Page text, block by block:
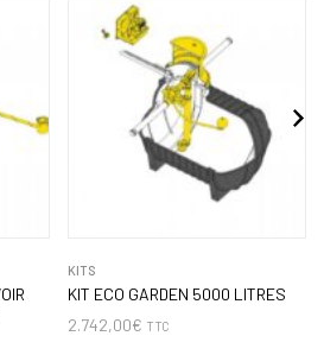
KITS
KIT ECO GARDEN 5000 LITRES
2.742,00€ TTC